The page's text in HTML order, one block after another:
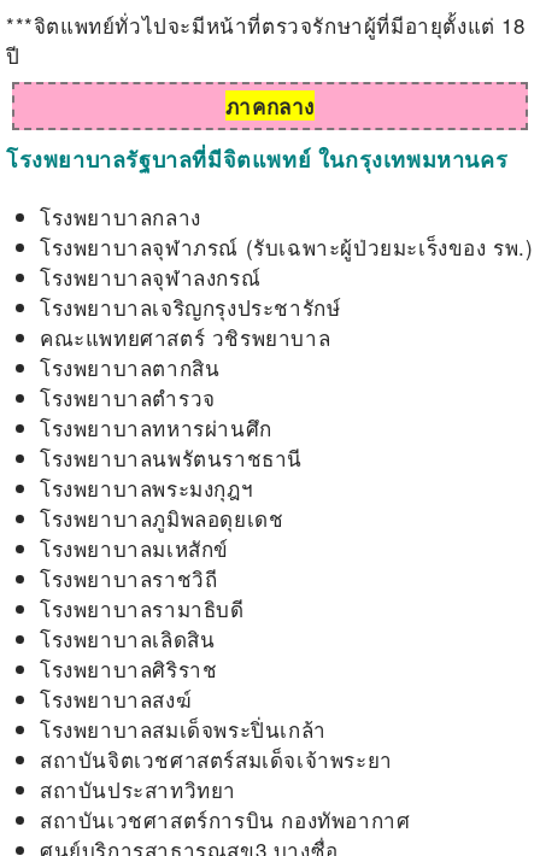
***จิตแพทย์ทั่วไปจะมีหน้าที่ตรวจรักษาผู้ที่มีอายุตั้งแต่ 18
ปี
ภาคกลาง
โรงพยาบาลรัฐบาลที่มีจิตแพทย์ ในกรุงเทพมหานคร
โรงพยาบาลกลาง
โรงพยาบาลจุฬาภรณ์ (รับเฉพาะผู้ป่วยมะเร็งของ รพ.)
โรงพยาบาลจุฬาลงกรณ์
โรงพยาบาลเจริญกรุงประชารักษ์
คณะแพทยศาสตร์ วชิรพยาบาล
โรงพยาบาลตากสิน
โรงพยาบาลตำรวจ
โรงพยาบาลทหารผ่านศึก
โรงพยาบาลนพรัตนราชธานี
โรงพยาบาลพระมงกุฎฯ
โรงพยาบาลภูมิพลอดุยเดช
โรงพยาบาลมเหสักข์
โรงพยาบาลราชวิถี
โรงพยาบาลรามาธิบดี
โรงพยาบาลเลิดสิน
โรงพยาบาลศิริราช
โรงพยาบาลสงฆ์
โรงพยาบาลสมเด็จพระปิ่นเกล้า
สถาบันจิตเวชศาสตร์สมเด็จเจ้าพระยา
สถาบันประสาทวิทยา
สถาบันเวชศาสตร์การบิน กองทัพอากาศ
ศูนย์บริการสาธารณสุข3 บางซื่อ